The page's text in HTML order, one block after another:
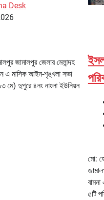
Desk
জামালপুর জেলার মেলান্দহ
এ মাসিক আইন-শৃঙ্খলা সভা
মে) দুপুরে ৪নং নাংলা ইউনিয়ন
মো:
৫টি